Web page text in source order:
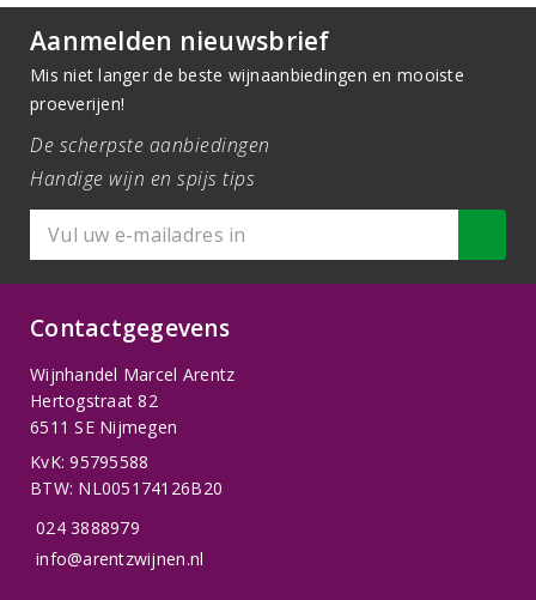
Aanmelden nieuwsbrief
Mis niet langer de beste wijnaanbiedingen en mooiste
proeverijen!
De scherpste aanbiedingen
Handige wijn en spijs tips
Contactgegevens
Wijnhandel Marcel Arentz
Hertogstraat 82
6511 SE Nijmegen
KvK: 95795588
BTW: NL005174126B20
024 3888979
info@arentzwijnen.nl